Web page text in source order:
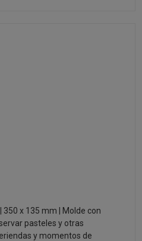
350 x 135 mm | Molde con
pasteles y otras
y momentos de